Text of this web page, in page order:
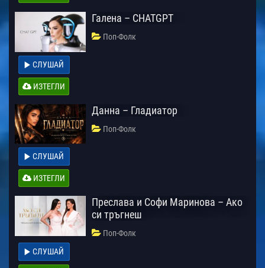
Галена – CHATGPT
Поп-Фолк
СЛУШАЙ
ИЗТЕГЛИ
Данна – Гладиатор
Поп-Фолк
СЛУШАЙ
ИЗТЕГЛИ
Преслава и Софи Маринова – Ако
си тръгнеш
Поп-Фолк
СЛУШАЙ